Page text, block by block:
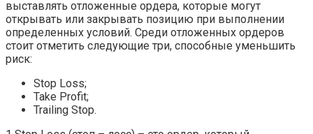
выставлять отложенные ордера, которые могут
открывать или закрывать позицию при выполнении
определенных условий. Среди отложенных ордеров
стоит отметить следующие три, способные уменьшить
риск:
Stop Loss;
Take Profit;
Trailing Stop.